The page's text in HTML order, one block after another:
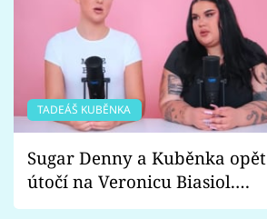
TADEÁŠ KUBĚNKA
Sugar Denny a Kuběnka opět
útočí na Veronicu Biasiol.
Proč je podle nich falešná a